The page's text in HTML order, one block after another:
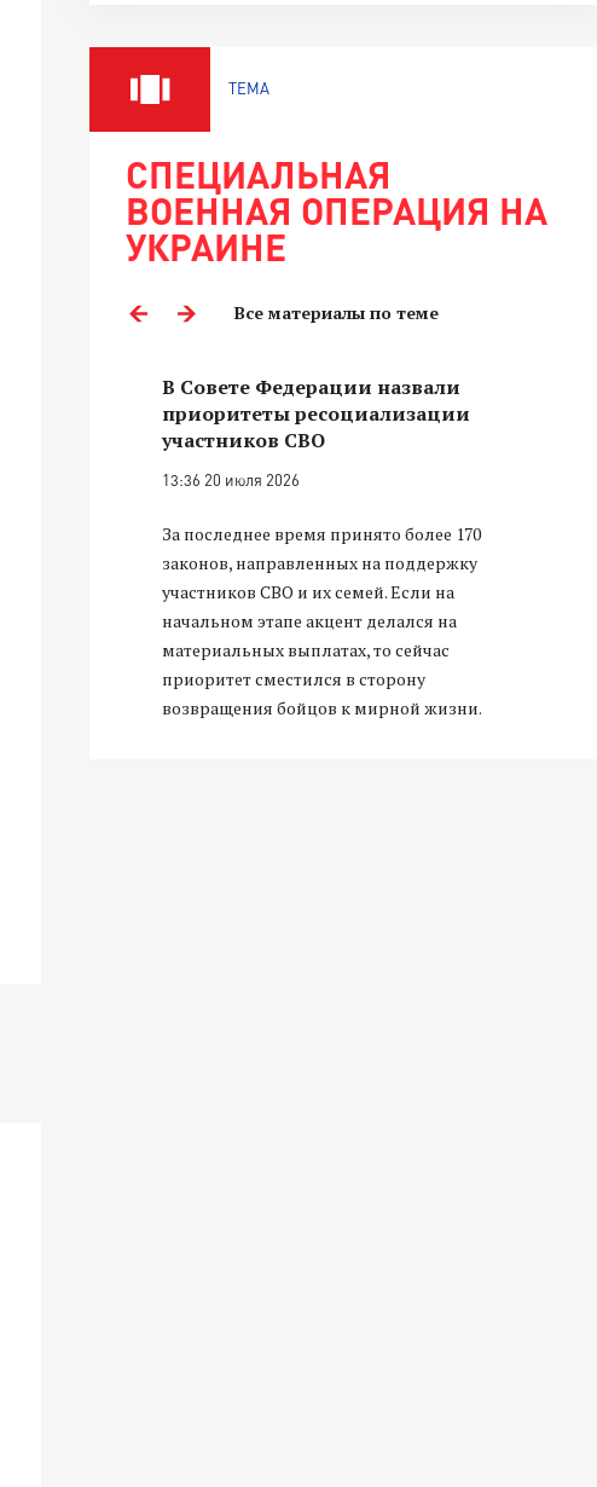
ТЕМА
СПЕЦИАЛЬНАЯ
ВОЕННАЯ ОПЕРАЦИЯ НА
УКРАИНЕ
Все материалы по теме
В Совете Федерации назвали
приоритеты ресоциализации
участников СВО
13:36 20 июля 2026
За последнее время принято более 170
законов, направленных на поддержку
участников СВО и их семей. Если на
начальном этапе акцент делался на
материальных выплатах, то сейчас
приоритет сместился в сторону
возвращения бойцов к мирной жизни.